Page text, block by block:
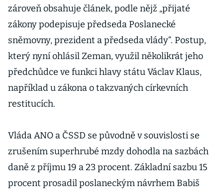
zároveň obsahuje článek, podle nějž „přijaté
zákony podepisuje předseda Poslanecké
sněmovny, prezident a předseda vlády“. Postup,
který nyní ohlásil Zeman, využil několikrát jeho
předchůdce ve funkci hlavy státu Václav Klaus,
například u zákona o takzvaných církevních
restitucích.
Vláda ANO a ČSSD se původně v souvislosti se
zrušením superhrubé mzdy dohodla na sazbách
daně z příjmu 19 a 23 procent. Základní sazbu 15
procent prosadil poslaneckým návrhem Babiš